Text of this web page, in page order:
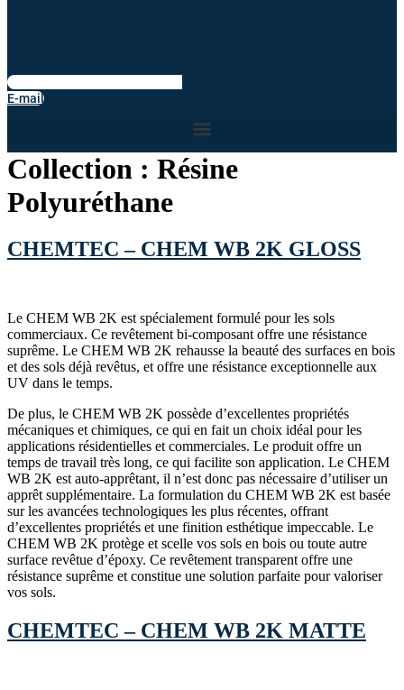
E-mail
Collection : Résine
Polyuréthane
CHEMTEC – CHEM WB 2K GLOSS
Le CHEM WB 2K est spécialement formulé pour les sols
commerciaux. Ce revêtement bi-composant offre une résistance
suprême. Le CHEM WB 2K rehausse la beauté des surfaces en bois
et des sols déjà revêtus, et offre une résistance exceptionnelle aux
UV dans le temps.
De plus, le CHEM WB 2K possède d’excellentes propriétés
mécaniques et chimiques, ce qui en fait un choix idéal pour les
applications résidentielles et commerciales. Le produit offre un
temps de travail très long, ce qui facilite son application. Le CHEM
WB 2K est auto-apprêtant, il n’est donc pas nécessaire d’utiliser un
apprêt supplémentaire. La formulation du CHEM WB 2K est basée
sur les avancées technologiques les plus récentes, offrant
d’excellentes propriétés et une finition esthétique impeccable. Le
CHEM WB 2K protège et scelle vos sols en bois ou toute autre
surface revêtue d’époxy. Ce revêtement transparent offre une
résistance suprême et constitue une solution parfaite pour valoriser
vos sols.
CHEMTEC – CHEM WB 2K MATTE